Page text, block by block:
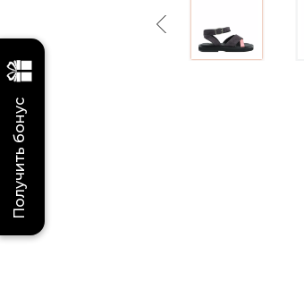
Previous
Получить бонус